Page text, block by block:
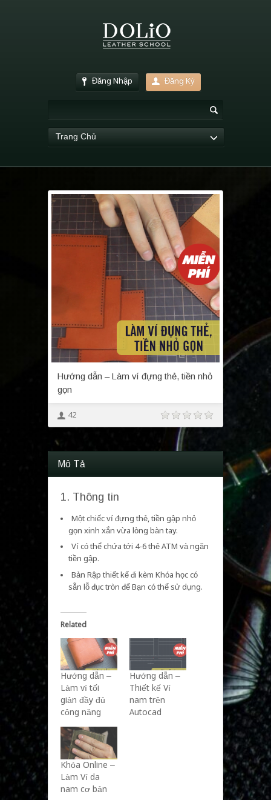
Đăng Nhập Đăng Ký
Trang Chủ
Hướng dẫn – Làm ví đựng thẻ, tiền nhỏ
gọn
42
Mô Tả
1. Thông tin
Một chiếc ví đựng thẻ, tiền gập nhỏ
gọn xinh xắn vừa lòng bàn tay.
Ví có thể chứa tới 4-6 thẻ ATM và ngăn
tiền gập.
Bản Rập thiết kế đi kèm Khóa học có
sẵn lỗ đục tròn để Bạn có thể sử dụng.
Related
Hướng dẫn –
Làm ví tối
giản đầy đủ
công năng
Hướng dẫn –
Thiết kế Ví
nam trên
Autocad
Khóa Online –
Làm Ví da
nam cơ bản